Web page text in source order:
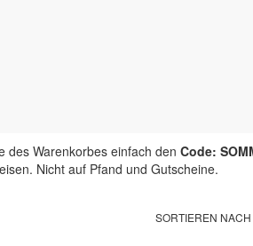
Warenkorbes einfach den Code:
Nicht auf Pfand und Gutscheine.
SORTIEREN NACH